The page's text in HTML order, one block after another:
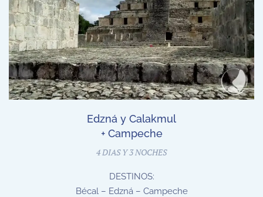
Edzná y Calakmul
+ Campeche
4 DIAS Y 3 NOCHES
DESTINOS:
Bécal – Edzná – Campeche